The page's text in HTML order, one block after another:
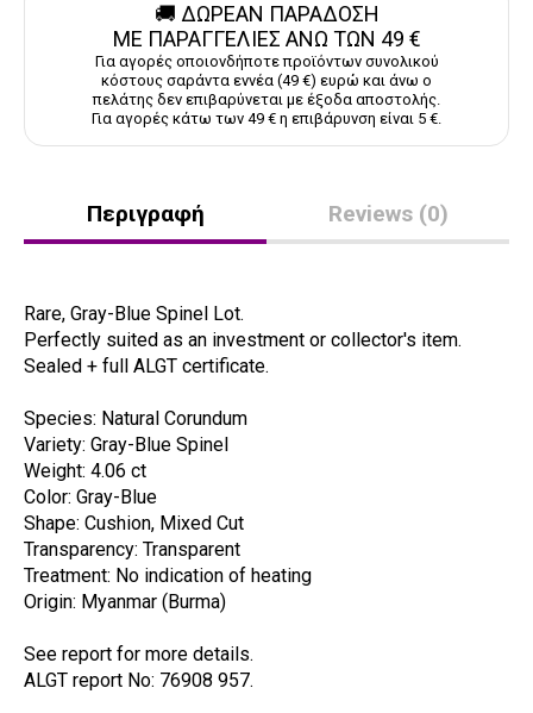
🚚 ΔΩΡΕΑΝ ΠΑΡΑΔΟΣΗ
ΜΕ ΠΑΡΑΓΓΕΛΙΕΣ ΑΝΩ ΤΩΝ 49 €
Για αγορές οποιονδήποτε προϊόντων συνολικού
κόστους σαράντα εννέα (49 €) ευρώ και άνω ο
πελάτης δεν επιβαρύνεται με έξοδα αποστολής.
Για αγορές κάτω των 49 € η επιβάρυνση είναι 5 €.
Περιγραφή Reviews (0)
Rare, Gray-Blue Spinel Lot.
Perfectly suited as an investment or collector's item.
Sealed + full ALGT certificate.
Species: Natural Corundum
Variety: Gray-Blue Spinel
Weight: 4.06 ct
Color: Gray-Blue
Shape: Cushion, Mixed Cut
Transparency: Transparent
Treatment: No indication of heating
Origin: Myanmar (Burma)
See report for more details.
ALGT report No: 76908 957.